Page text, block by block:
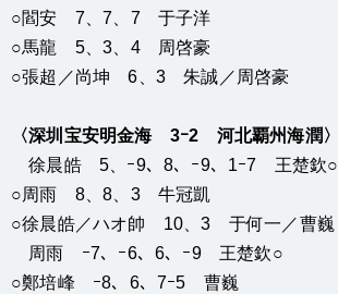
○閻安 7、7、7 于子洋
○馬龍 5、3、4 周啓豪
○張超／尚坤 6、3 朱誠／周啓豪
〈深圳宝安明金海 3ｰ2 河北覇州海潤〉
徐晨皓 5、ｰ9、8、ｰ9、1ｰ7 王楚欽○
○周雨 8、8、3 牛冠凱
○徐晨皓／ハオ帥 10、3 于何一／曹巍
周雨 ｰ7、ｰ6、6、ｰ9 王楚欽○
○鄭培峰 ｰ8、6、7ｰ5 曹巍